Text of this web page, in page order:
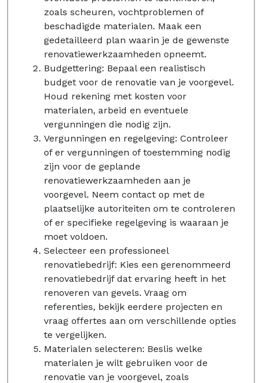
zoals scheuren, vochtproblemen of
beschadigde materialen. Maak een
gedetailleerd plan waarin je de gewenste
renovatiewerkzaamheden opneemt.
Budgettering: Bepaal een realistisch
budget voor de renovatie van je voorgevel.
Houd rekening met kosten voor
materialen, arbeid en eventuele
vergunningen die nodig zijn.
Vergunningen en regelgeving: Controleer
of er vergunningen of toestemming nodig
zijn voor de geplande
renovatiewerkzaamheden aan je
voorgevel. Neem contact op met de
plaatselijke autoriteiten om te controleren
of er specifieke regelgeving is waaraan je
moet voldoen.
Selecteer een professioneel
renovatiebedrijf: Kies een gerenommeerd
renovatiebedrijf dat ervaring heeft in het
renoveren van gevels. Vraag om
referenties, bekijk eerdere projecten en
vraag offertes aan om verschillende opties
te vergelijken.
Materialen selecteren: Beslis welke
materialen je wilt gebruiken voor de
renovatie van je voorgevel, zoals